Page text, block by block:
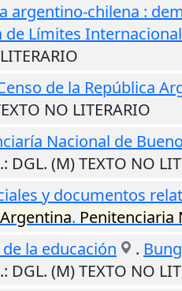
argentino-chilena :
de Límites
de la República
NO LITERARIO
Nacional de
: DGL. (M) TEXTO NO
y documentos
Argentina. Penitenciaria
la educación
.
: DGL. (M) TEXTO NO